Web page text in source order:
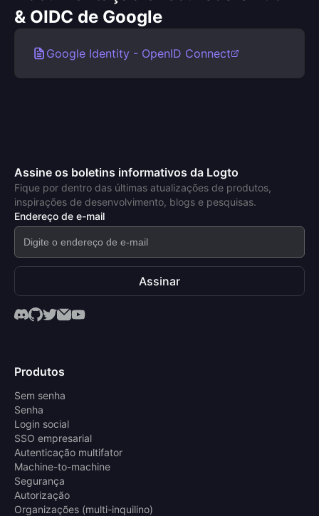
& OIDC de Google
Google Identity - OpenID Connect
Assine os boletins informativos da Logto
Fique por dentro das últimas atualizações de produtos,
inspirações de desenvolvimento, blogs e pesquisas.
Endereço de e-mail
Assinar
Produtos
Sem senha
Senha
Login social
SSO empresarial
Autenticação multifator
Machine-to-machine
Segurança
Autorização
Organizações (multi-inquilino)